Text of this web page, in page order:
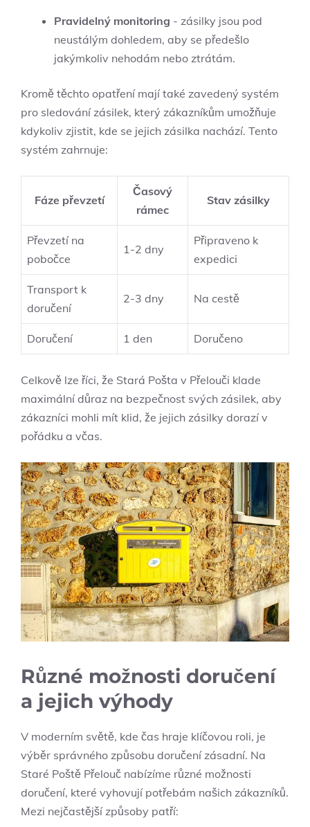
Pravidelný monitoring ​- zásilky jsou pod
neustálým dohledem, aby se předešlo
jakýmkoliv nehodám nebo ztrátám.
Kromě těchto opatření mají také zavedený systém
pro sledování zásilek, který zákazníkům umožňuje
kdykoliv zjistit, kde ‌se ⁤jejich zásilka nachází. Tento
systém zahrnuje:
Fáze převzetí
Časový
rámec
Stav zásilky
Převzetí na
pobočce
1-2 dny
Připraveno k
expedici
Transport k
doručení
2-3 dny Na cestě
Doručení 1 den Doručeno
Celkově lze říci, že Stará Pošta v Přelouči klade
maximální ‌důraz na‌ bezpečnost ⁢svých zásilek, aby
zákazníci ⁤mohli mít klid,‌ že jejich zásilky dorazí v
pořádku a včas.
Různé možnosti⁤ doručení
a jejich výhody
V moderním světě, kde čas ​hraje klíčovou roli, je⁣
výběr ⁣správného‍ způsobu doručení zásadní. Na
Staré Poště Přelouč nabízíme různé možnosti
‌doručení, které vyhovují potřebám našich zákazníků.
Mezi nejčastější způsoby patří: